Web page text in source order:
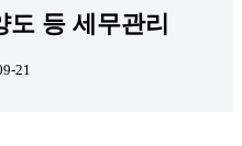
등 세무관리
21